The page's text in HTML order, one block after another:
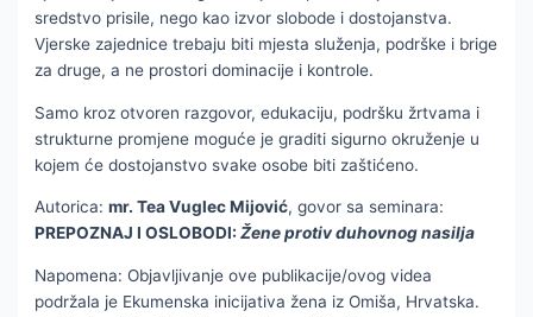
sredstvo prisile, nego kao izvor slobode i dostojanstva.
Vjerske zajednice trebaju biti mjesta služenja, podrške i brige
za druge, a ne prostori dominacije i kontrole.
Samo kroz otvoren razgovor, edukaciju, podršku žrtvama i
strukturne promjene moguće je graditi sigurno okruženje u
kojem će dostojanstvo svake osobe biti zaštićeno.
Autorica:mr. Tea Vuglec Mijović, govor sa seminara:
PREPOZNAJ I OSLOBODI:Žene protiv duhovnog nasilja
Napomena: Objavljivanje ove publikacije/ovog videa
podržala je Ekumenska inicijativa žena iz Omiša, Hrvatska.